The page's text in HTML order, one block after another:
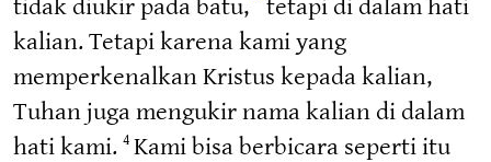
kalian. Tetapi karena kami yang
memperkenalkan Kristus kepada kalian,
Tuhan juga mengukir nama kalian di dalam
hati kami. 4 Kami bisa berbicara seperti itu